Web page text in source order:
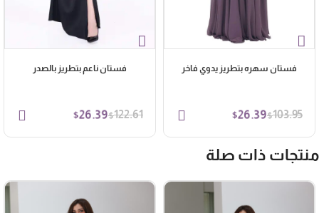
فستان سهره بتطريز يدوي فاخر
$103.95
$26.39
فستان ناعم بتطريز بالصدر
$122.61
$26.39
ذات صلة